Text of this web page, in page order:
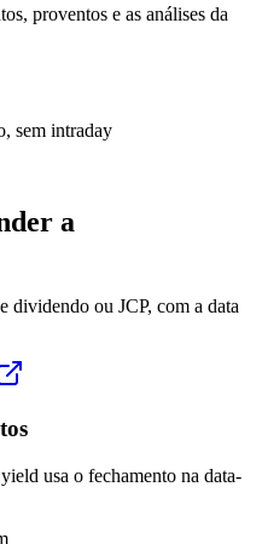
proventos e as análises da
sem intraday
a
dividendo ou JCP, com a data
usa o fechamento na data-